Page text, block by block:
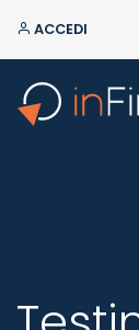
ACCEDI